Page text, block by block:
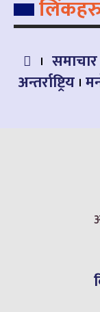
समाचार
अन्तर्राष्ट्रिय